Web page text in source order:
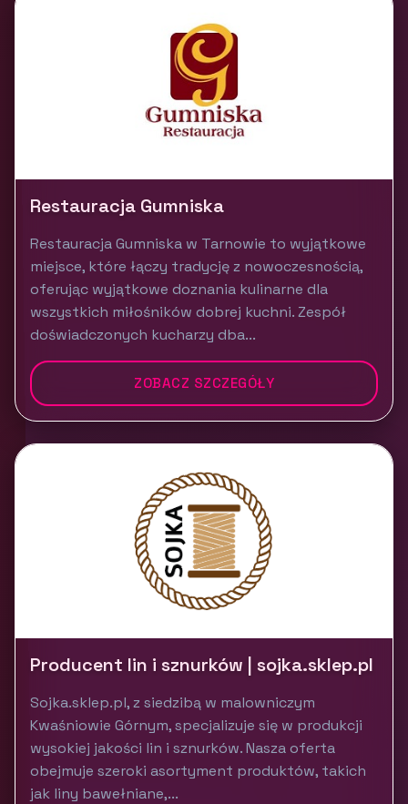
Restauracja Gumniska
Restauracja Gumniska w Tarnowie to wyjątkowe
miejsce, które łączy tradycję z nowoczesnością,
oferując wyjątkowe doznania kulinarne dla
wszystkich miłośników dobrej kuchni. Zespół
doświadczonych kucharzy dba...
ZOBACZ SZCZEGÓŁY
Producent lin i sznurków | sojka.sklep.pl
Sojka.sklep.pl, z siedzibą w malowniczym
Kwaśniowie Górnym, specjalizuje się w produkcji
wysokiej jakości lin i sznurków. Nasza oferta
obejmuje szeroki asortyment produktów, takich
jak liny bawełniane,...